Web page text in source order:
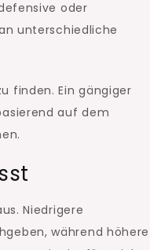
oder
unterschiedliche
finden. Ein gängiger
auf dem
Niedrigere
während höhere